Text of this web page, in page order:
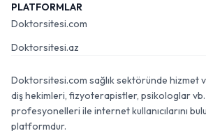
PLATFORMLAR
Doktorsitesi.com
Doktorsitesi.az
Doktorsitesi.com sağlık sektöründe hizmet
diş hekimleri, fizyoterapistler, psikologlar vb.
profesyonelleri ile internet kullanıcılarını
platformdur.